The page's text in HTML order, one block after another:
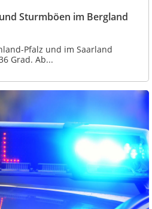
Sturmböen im Bergland
Pfalz und im Saarland
Grad. Ab...